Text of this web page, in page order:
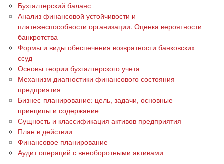
Бухгалтерский баланс
Анализ финансовой устойчивости и
платежеспособности организации. Оценка вероятности
банкротства
Формы и виды обеспечения возвратности банковских
ссуд
Основы теории бухгалтерского учета
Механизм диагностики финансового состояния
предприятия
Бизнес-планирование: цель, задачи, основные
принципы и содержание
Сущность и классификация активов предприятия
План в действии
Финансовое планирование
Аудит операций с внеоборотными активами